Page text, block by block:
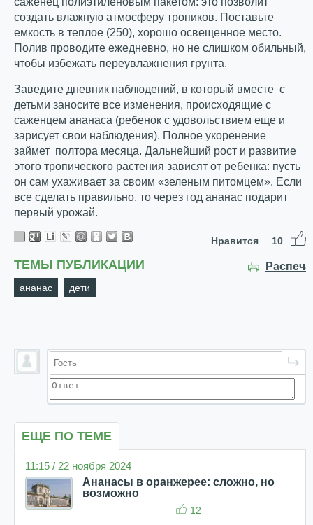
создать влажную атмосферу тропиков. Поставьте
емкость в теплое (250), хорошо освещенное место.
Полив проводите ежедневно, но не слишком обильный,
чтобы избежать переувлажнения грунта.
Заведите дневник наблюдений, в который вместе с
детьми заносите все изменения, происходящие с
саженцем ананаса (ребенок с удовольствием еще и
зарисует свои наблюдения). Полное укоренение
займет полтора месяца. Дальнейший рост и развитие
этого тропического растения зависят от ребенка: пусть
он сам ухаживает за своим «зеленым питомцем». Если
все сделать правильно, то через год ананас подарит
первый урожай.
Нравится 10
ТЕМЫ ПУБЛИКАЦИИ
ананас дети
ЕЩЕ ПО ТЕМЕ
11:15 / 22 ноября 2024
Ананасы в оранжерее: сложно, но
возможно
12